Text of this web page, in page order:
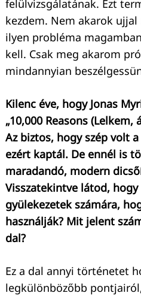
felülvizsgálatának. Ezt
kezdem. Nem akarok
ilyen probléma
kell. Csak meg akarom
mindannyian
Kilenc éve, hogy Jonas
„10,000 Reasons
Az biztos, hogy szép volt
ezért kaptál. De ennél is
maradandó, modern
Visszatekintve látod,
gyülekezetek számára,
használják? Mit jelent
dal?
Ez a dal annyi történetet
legkülönbözőbb